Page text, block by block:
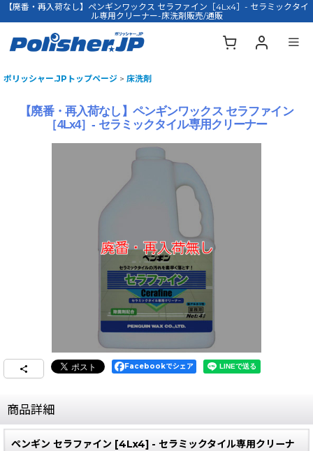
【廃番・再入荷なし】ペンギンワックス セラファイン［4Lx4］- セラミックタイ
ル専用クリーナー-床洗剤販売/通販
ポリッシャー.JPトップページ > 床洗剤
【廃番・再入荷なし】ペンギンワックス セラファイン
［4Lx4］- セラミックタイル専用クリーナー
Facebookでシェア
商品詳細
ペンギン セラファイン [4Lx4] - セラミックタイル専用クリーナ